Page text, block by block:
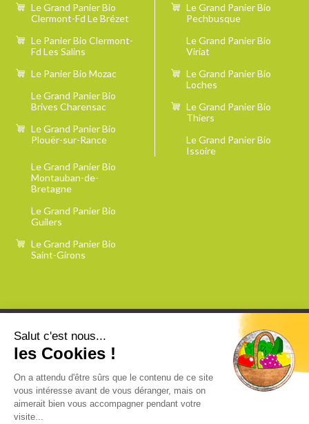
Salut c'est nous...
les Cookies !
On a attendu d'être sûrs que le contenu de ce site
vous intéresse avant de vous déranger, mais on
aimerait bien vous accompagner pendant votre
visite...
Le Grand Panier Bio
Clermont-Fd Le Brézet
Le Panier Bio Clermont-
Fd Les Salins
Le Panier Bio Mozac
Le Grand Panier Bio
Brives Charensac
Le Grand Panier Bio
Plouër-sur-Rance
Le Grand Panier Bio
Pechbusque
Le Grand Panier Bio
Viriat
Le Grand Panier Bio
Loches
Le Grand Panier Bio
Thiers
Le Grand Panier Bio
Issoire
Le Grand Panier Bio
Montauban-de-
Bretagne
Le Grand Panier Bio
Guilers
Le Grand Panier Bio
Saint-Girons
Contact
Plan du site Mentions légales
Politique de confidentialité